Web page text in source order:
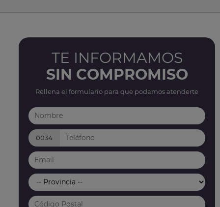
TE INFORMAMOS
SIN COMPROMISO
Rellena el formulario para que podamos atenderte
0034